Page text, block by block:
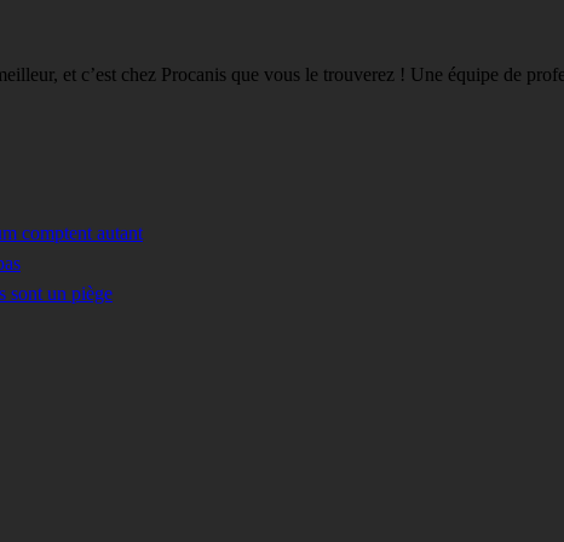
et c’est chez Procanis que vous le trouverez ! Une équipe de
comptent autant
sont un piège